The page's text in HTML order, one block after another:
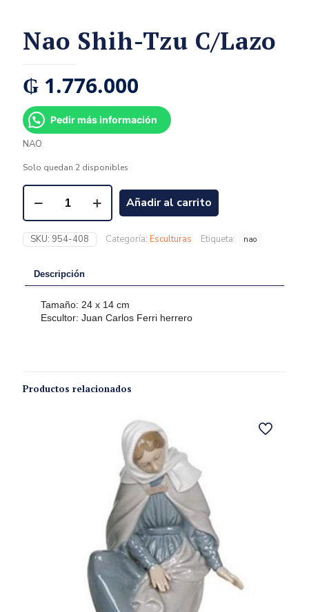
Nao Shih-Tzu C/Lazo
₲ 1.776.000
Pedir más información
NAO
Solo quedan 2 disponibles
Añadir al carrito
SKU: 954-408 Categoría: Esculturas Etiqueta: nao
Descripción
Tamaño: 24 x 14 cm
Escultor: Juan Carlos Ferri herrero
Productos relacionados